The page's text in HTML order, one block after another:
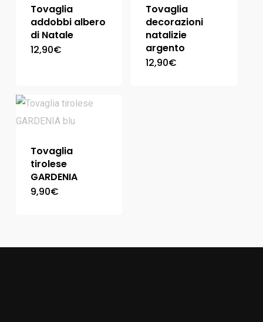
Tovaglia
addobbi albero
di Natale
12,90€
Tovaglia
decorazioni
natalizie
argento
12,90€
Tovaglia
tirolese
GARDENIA
9,90€